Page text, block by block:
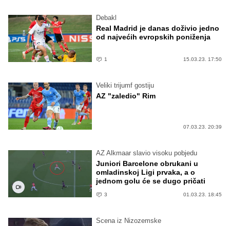
Debakl
Real Madrid je danas doživio jedno
od najvećih evropskih poniženja
1 15.03.23. 17:50
Veliki trijumf gostiju
AZ "zaledio" Rim
07.03.23. 20:39
AZ Alkmaar slavio visoku pobjedu
Juniori Barcelone obrukani u
omladinskoj Ligi prvaka, a o
jednom golu će se dugo pričati
3 01.03.23. 18:45
Scena iz Nizozemske